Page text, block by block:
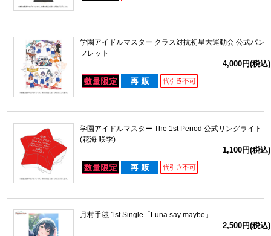
学園アイドルマスター クラス対抗初星大運動会 公式パン
フレット
4,000円(税込)
学園アイドルマスター The 1st Period 公式リングライト
(花海 咲季)
1,100円(税込)
月村手毬 1st Single「Luna say maybe」
2,500円(税込)